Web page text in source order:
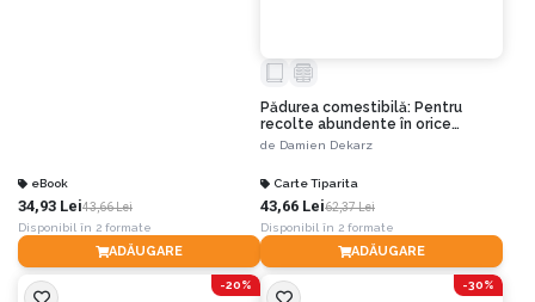
eBook
34,93 Lei43,66 Lei
Disponibil în 2 formate
ADĂUGARE
Pădurea comestibilă: Pentru
recolte abundente în orice
anotimp
de Damien Dekarz
Carte Tiparita
43,66 Lei62,37 Lei
Disponibil în 2 formate
ADĂUGARE
-20% -30%